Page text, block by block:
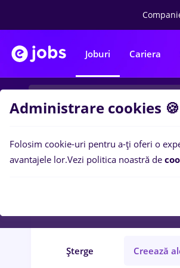
Joburi Cariera
Filtre
Șterge Creează
Administrare cookies 🍪
Folosim cookie-uri pentru a-ți oferi o
avantajele lor.Vezi politica noastră de